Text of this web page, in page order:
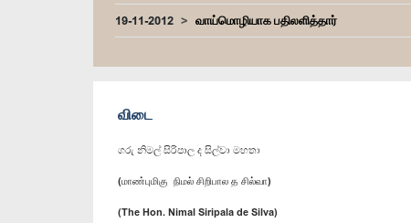
19-11-2012
வாய்மொழியாக பதிலளித்தார்
விடை
ගරු නිමල් සිරිපාල ද සිල්වා මහතා
(மாண்புமிகு நிமல் சிறிபால த சில்வா)
(The Hon. Nimal Siripala de Silva)